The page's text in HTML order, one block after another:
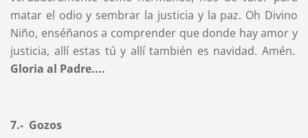
matar el odio y sembrar la justicia y la paz. Oh Divino
Niño, enséñanos a comprender que donde hay amor y
justicia, allí estas tú y allí también es navidad. Amén.
Gloria al Padre....
7.- Gozos